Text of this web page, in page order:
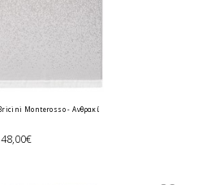
Monterosso - Ανθρακί
48,00€